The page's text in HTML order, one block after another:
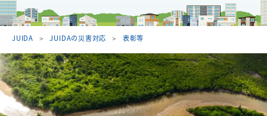
JUIDA JUIDAの災害対応 表彰等